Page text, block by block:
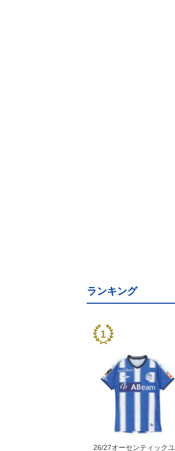
ランキング
26/27オーセンティックユ